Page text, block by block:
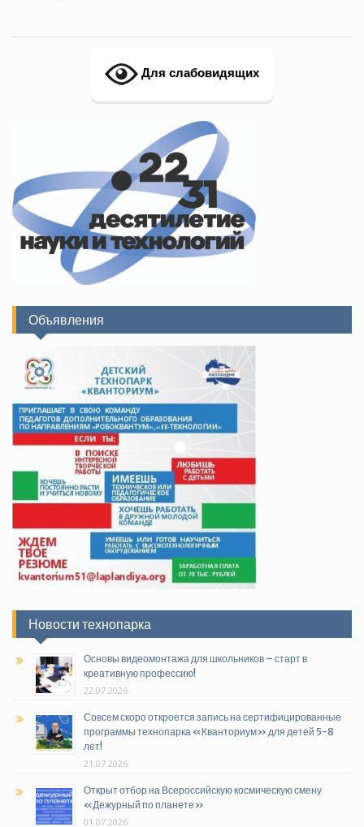
Для слабовидящих
Объявления
Новости технопарка
Основы видеомонтажа для школьников – старт в
креативную профессию!
22.07.2026
Совсем скоро откроется запись на сертифицированные
программы технопарка «Кванториум» для детей 5-8
лет!
21.07.2026
Открыт отбор на Всероссийскую космическую смену
«Дежурный по планете»
01.07.2026